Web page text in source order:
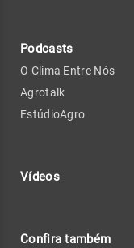
Podcasts
O Clima Entre Nós
Agrotalk
EstúdioAgro
Vídeos
Confira também